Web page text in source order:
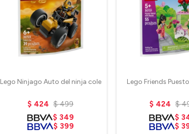
Lego Ninjago Auto del ninja cole
$ 424 $ 499
$ 349
$ 399
Lego Friends
$ 424 $
$
$